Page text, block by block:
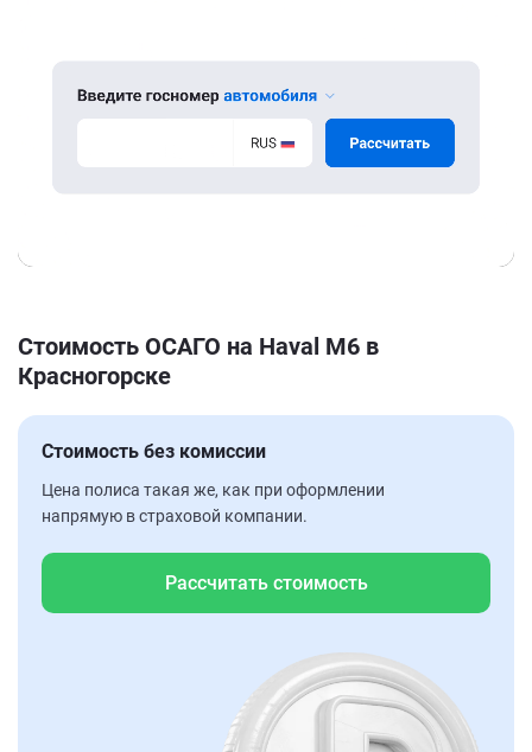
Стоимость ОСАГО на Haval M6 в
Красногорске
Стоимость без комиссии
Цена полиса такая же, как при оформлении
напрямую в страховой компании.
Рассчитать стоимость